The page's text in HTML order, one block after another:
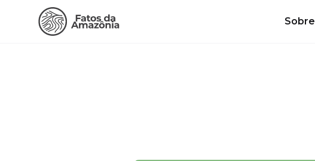
Sobre